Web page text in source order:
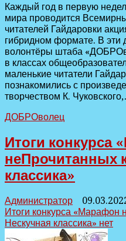
Каждый год в первую
мира проводится
читателей Гайдаровки
гибридном формате. В эти
волонтёры штаба
в классах
маленькие читатели
познакомились с
творчеством К.
ДОБРОволец
Итоги конкурса
неПрочитанных
классика»
Администратор
Итоги конкурса «Марафон
Нескучная классика» нет